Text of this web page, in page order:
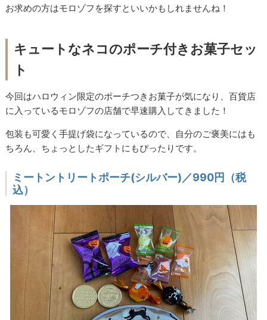
お求めの方はモロゾフを探すといいかもしれませんね！
キュートなネコのポーチ付きお菓子セッ
ト
今回はハロウィン限定のポーチつきお菓子が気になり、百貨店
に入っているモロゾフの店舗で早速購入してきました！
包装も可愛く手提げ袋になっているので、自分のご褒美にはも
ちろん、ちょっとしたギフトにもぴったりです。
ミートントリートポーチ(シルバー)／990円（税
込）